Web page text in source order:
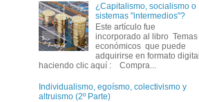
¿Capitalismo, socialismo o
sistemas "intermedios"?
Este artículo fue
incorporado al libro Temas
económicos que puede
adquirirse en formato digital
haciendo clic aquí : Compra...
Individualismo, egoísmo, colectivismo y
altruismo (2º Parte)